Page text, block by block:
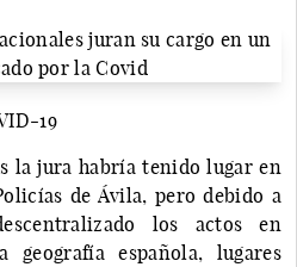
19
la jura habría tenido lugar en
de Ávila, pero debido a
los actos en
española, lugares